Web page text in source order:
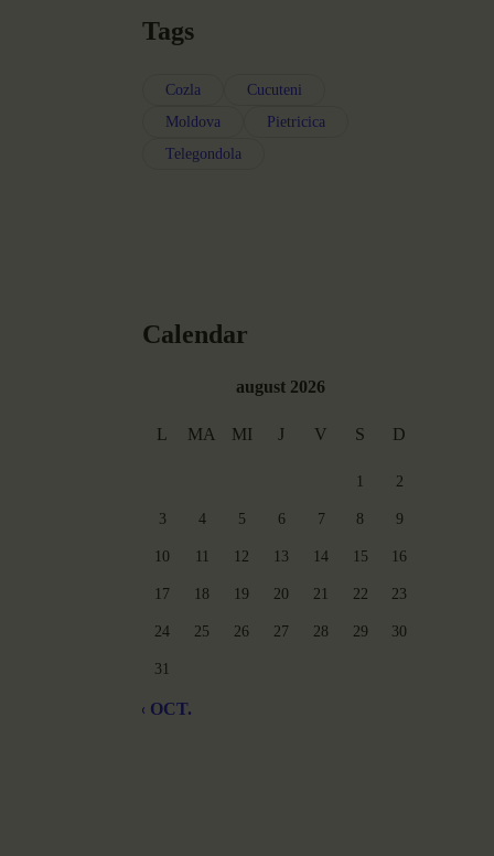
Tags
Cozla
Cucuteni
Moldova
Pietricica
Telegondola
Calendar
august 2026
L MA MI J V S D
1 2
3 4 5 6 7 8 9
10 11 12 13 14 15 16
17 18 19 20 21 22 23
24 25 26 27 28 29 30
31
« OCT.